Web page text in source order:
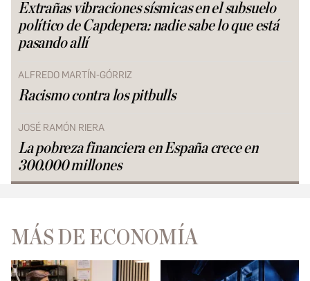
Extrañas vibraciones sísmicas en el subsuelo
político de Capdepera: nadie sabe lo que está
pasando allí
ALFREDO MARTÍN-GÓRRIZ
Racismo contra los pitbulls
JOSÉ RAMÓN RIERA
La pobreza financiera en España crece en
300.000 millones
MÁS DE ECONOMÍA